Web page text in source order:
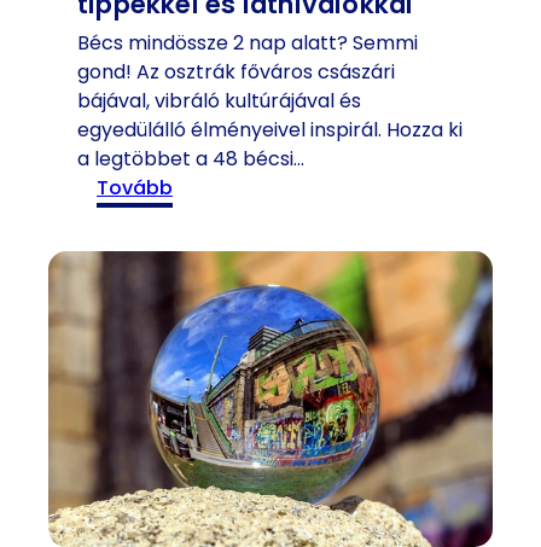
ö
k
é
l
e
t
s
y
n
a
p
o
s
p
r
o
Bécs mindössze 2 nap alatt? Semmi
gond! Az osztrák főváros császári
bájával, vibráló kultúrájával és
egyedülálló élményeivel inspirál. Hozza ki
a legtöbbet a 48 bécsi…
tovább
B
é
s
2
n
a
p
a
l
a
t